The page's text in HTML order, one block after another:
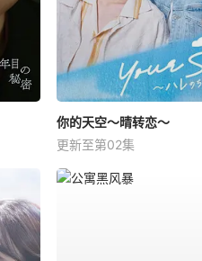
你的天空～晴转恋～
更新至第02集